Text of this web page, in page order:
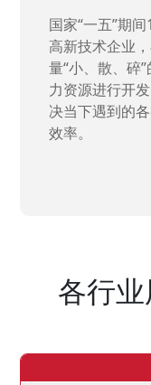
国家“一五”期
高新技术企业
量“小、散、碎
力资源进行开
决当下遇到的
效率。
各行